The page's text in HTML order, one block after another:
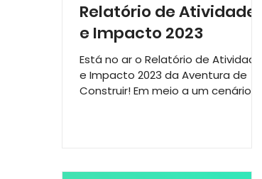
Relatório de Atividades
e Impacto 2023
Está no ar o Relatório de Atividades
e Impacto 2023 da Aventura de
Construir! Em meio a um cenário de